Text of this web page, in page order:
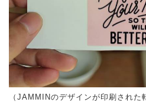
（JAMMINのデザインが印刷された